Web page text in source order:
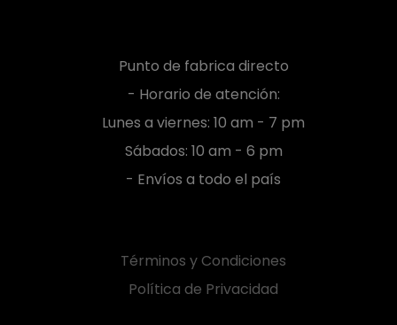
Punto de fabrica directo
- Horario de atención:
Lunes a viernes: 10 am - 7 pm
Sábados: 10 am - 6 pm
- Envíos a todo el país
Términos y Condiciones
Política de Privacidad